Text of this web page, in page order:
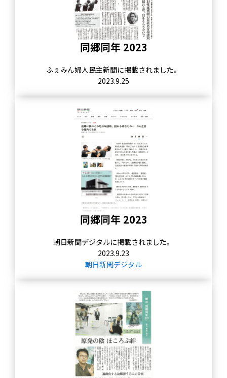
同郷同年 2023
ふぇみん婦人民主新聞に掲載されました。
2023.9.25
同郷同年 2023
朝日新聞デジタルに掲載されました。
2023.9.23
朝日新聞デジタル